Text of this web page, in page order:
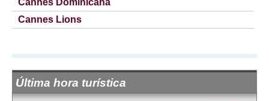
Cannes Dominicana
Cannes Lions
Última hora turística